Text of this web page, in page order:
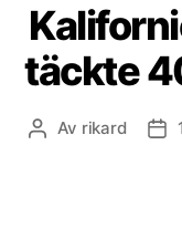
täckte
Inläggsförfattare
Av rikard